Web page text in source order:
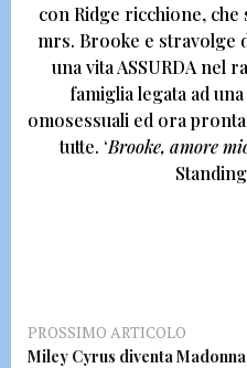
con Ridge ricchione,che
mrs. Brooke e stravolge
una vita ASSURDA nel
famiglia legata ad
omosessuali ed ora
tutte. ‘Brooke, amore
PROSSIMO ARTICOLO
Miley Cyrus diventa